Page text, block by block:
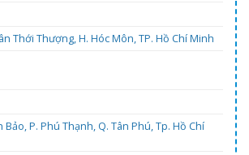
Thới Thượng, H. Hóc Môn, TP. Hồ Chí Minh
P. Phú Thạnh, Q. Tân Phú, Tp. Hồ Chí